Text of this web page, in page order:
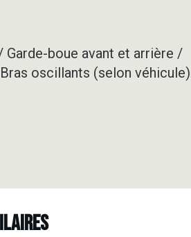
boue avant et arrière /
oscillants (selon